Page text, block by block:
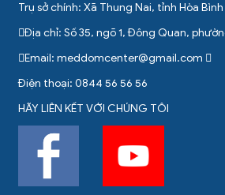
Trụ sở chính: Xã Thung Nai, tỉnh Hòa Bình
Địa chỉ: Số 35, ngõ 1, Đông Quan,
Email: meddomcenter@gmail.com
Điện thoại: 0844 56 56 56
HÃY LIÊN KẾT VỚI CHÚNG TÔI